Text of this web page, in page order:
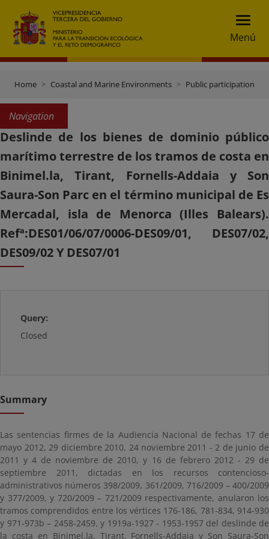
Menú
Home Coastal and Marine Environments Public participation
Navigation
Deslinde de los bienes de dominio público
marítimo terrestre de los tramos de costa en
Binimel.la, Tirant, Fornells-Addaia y Son
Saura-Son Parc en el término municipal de Es
Mercadal, isla de Menorca (Illes Balears).
Refª:DES01/06/07/0006-DES09/01, DES07/02,
DES09/02 Y DES07/01
Query:
Closed
Summary
Las sentencias firmes de la Audiencia Nacional de fechas 17 de
mayo 2012, 29 diciembre 2010, 24 noviembre 2011 - 2 de junio de
2011 y 4 de noviembre de 2010, y 16 de febrero 2012 - 29 de
septiembre 2011, dictadas en los recursos contencioso-
administrativos números 398/2009, 361/2009, 716/2009 – 400/2009
y 377/2009, y 720/2009 – 721/2009 respectivamente, anularon los
tramos comprendidos entre los vértices 176-186, 781-834, 914-930
y 971-973b – 2458-2459, y 1919a-1927 - 1953-1957 del deslinde de
la costa en Binimel.la, Tirant, Fornells-Addaia y Son Saura-Son